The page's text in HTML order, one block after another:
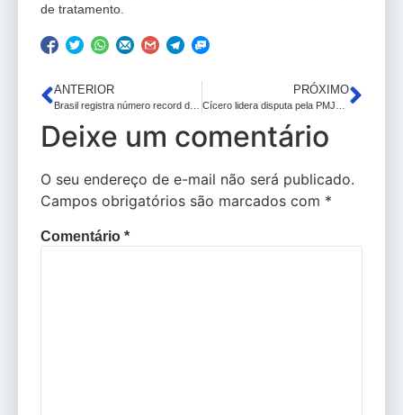
de tratamento.
ANTERIOR PRÓXIMO
Deixe um comentário
O seu endereço de e-mail não será publicado.
Campos obrigatórios são marcados com *
Comentário *